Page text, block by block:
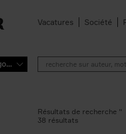
Vacatures Société
Sélectionnez une catégorie
Résultats de recherche ''
38 résultats